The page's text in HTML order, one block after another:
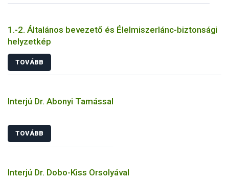
1.-2. Általános bevezető és Élelmiszerlánc-biztonsági
helyzetkép
TOVÁBB
Interjú Dr. Abonyi Tamással
TOVÁBB
Interjú Dr. Dobo-Kiss Orsolyával